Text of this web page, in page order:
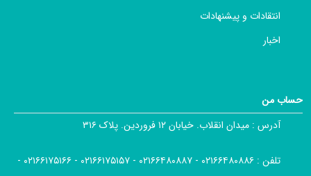
انتقادات و پیشنهادات
اخبار
حساب من
آدرس : میدان انقلاب. خیابان ۱۲ فروردین. پلاک ۳۱۶
تلفن :
۰۲۱۶۶۴۸۰۸۸۶ - ۰۲۱۶۶۴۸۰۸۸۷ - ۰۲۱۶۶۱۷۵۱۵۷ - ۰۲۱۶۶۱۷۵۱۶۶ -